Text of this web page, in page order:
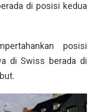
di posisi kedua
posisi
di Swiss berada di